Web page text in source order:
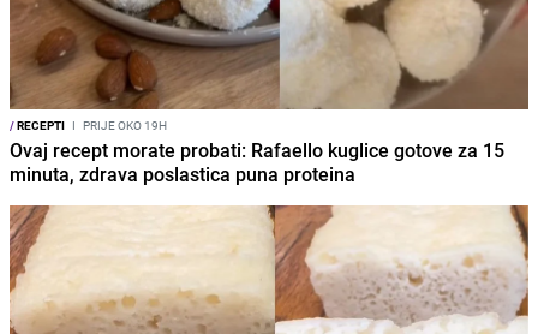
/RECEPTI I PRIJE OKO 19H
Ovaj recept morate probati: Rafaello kuglice gotove za 15
minuta, zdrava poslastica puna proteina